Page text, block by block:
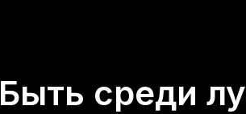
Быть среди